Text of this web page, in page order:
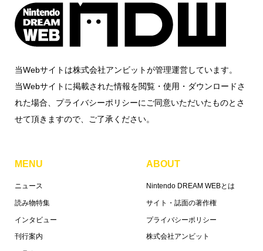
当Webサイトは株式会社アンビットが管理運営しています。
当Webサイトに掲載された情報を閲覧・使用・ダウンロードさ
れた場合、プライバシーポリシーにご同意いただいたものとさ
せて頂きますので、ご了承ください。
MENU
ニュース
読み物特集
インタビュー
刊行案内
ABOUT
Nintendo DREAM WEBとは
サイト・誌面の著作権
プライバシーポリシー
株式会社アンビット